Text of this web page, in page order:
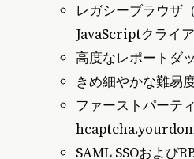
レガシーブラウザ
JavaScriptクライ
高度なレポートダ
きめ細やかな難易
ファーストパーテ
SAML SSOおよび